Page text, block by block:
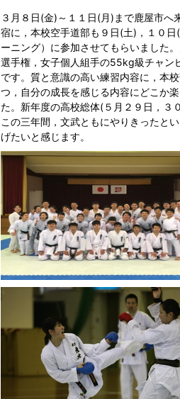
３月８日(金)～１１日(月)まで鹿屋市へ
宿に，本校空手道部も９日(土)，１０
ーニング）に参加させてもらいました
選手権，女子個人組手の55kg級チャン
です。質と意識の高い練習内容に，本
つ，自分の成長を感じる内容にどこか
た。新年度の高校総体(５月２９日，３
この三年間，文武ともにやりきったと
げたいと感じます。